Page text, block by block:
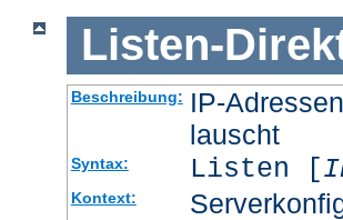
Listen-
Beschreibung: IP-
lauscht
Syntax: Listen [
Kontext: